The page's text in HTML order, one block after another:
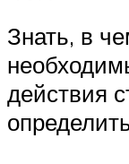
Знать, в
действия